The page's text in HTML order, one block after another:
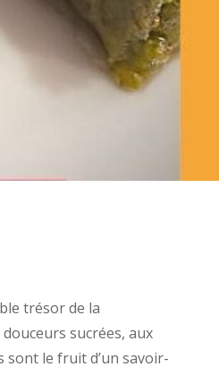
trésor de la
sucrées, aux
sont le fruit d’un savoir-